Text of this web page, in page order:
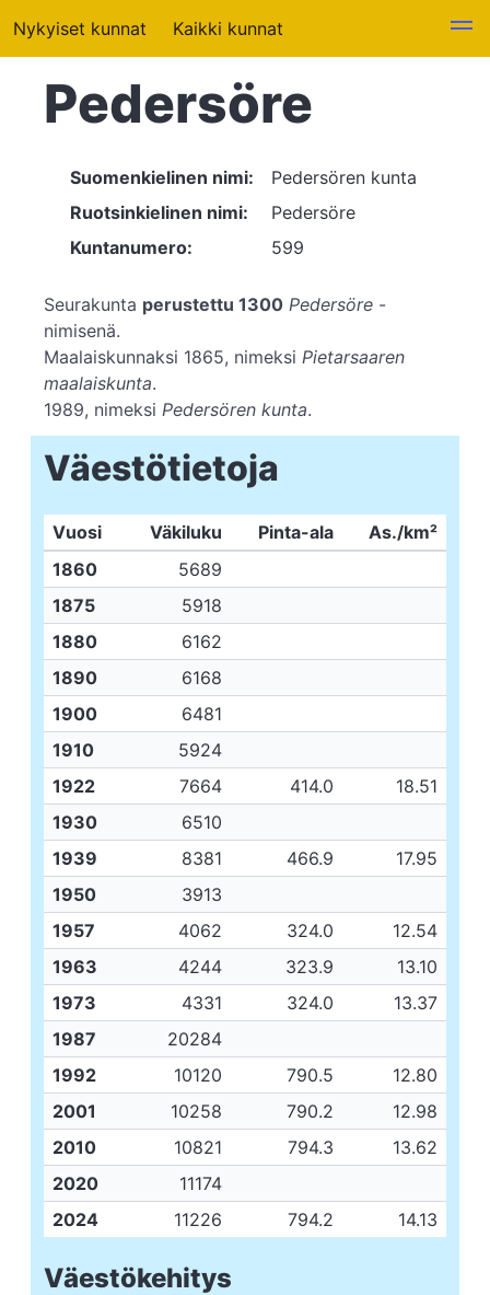
Nykyiset kunnat Kaikki kunnat
Pedersöre
Suomenkielinen nimi:
Pedersören kunta
Ruotsinkielinen nimi:
Pedersöre
Kuntanumero:
599
Seurakunta perustettu 1300 Pedersöre -
nimisenä.
Maalaiskunnaksi 1865, nimeksi Pietarsaaren
maalaiskunta.
1989, nimeksi Pedersören kunta.
Väestötietoja
Vuosi Väkiluku Pinta-ala
As./km²
1860
5689
1875
5918
1880
6162
1890
6168
1900
6481
1910
5924
1922
7664 414.0
18.51
1930
6510
1939
8381 466.9
17.95
1950
3913
1957
4062 324.0
12.54
1963
4244 323.9
13.10
1973
4331 324.0
13.37
1987
20284
1992
10120 790.5
12.80
2001
10258 790.2
12.98
2010
10821 794.3
13.62
2020
11174
2024
11226 794.2 14.13
Väestökehitys